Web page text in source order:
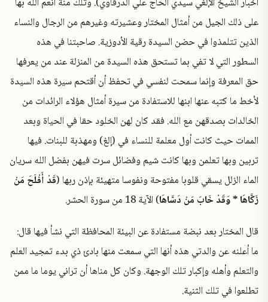
أخبار الشيخ الإلغي سيدي الحاج علي الدرقاوي). وتلك منة أنعم الله بها
على ذلك الجيل من أمثال المختار وعشيرته وغيرهم من الرجال والنساء
الذين تتلمذوا في حضن السيدة رقية الأدوزية. صاحبتنا في هذه
السطور التي لا تفي بما تستحق هذه السيدة من المنزلة عند من يعرفها
حق المعرفة وإنما سمحت لنفسي في تحفظ أن أقتحم سيرة هذه السيدة
لأخط ما كتبه عنها ابنها للاستفادة من سيرة أمثال هؤلاء الرائدات من
الخالدات بصدقهن مع الله. فقد كان لهن الخلود حقا في الحياة وبعد
الممات حيث كانت أول معلمة للنساء في (إلغ) ومهذبة للبنات. فيها
تربين وبها تعلمن وبها كانت شيم وفضائل سرت فيهن بفضل الله سريان
الماء الزلل يسقي قلوبا مفتوحة ونفوسا متهيئة بإذن ربها (قَدْ أَفْلَحَ مَنْ
زَكَّاهَا * وَقَدْ خَابَ مَنْ دَسَّاهَا) الآية 18 من سورة الحشر.
قال المختار بعد نبضة مستفادة عن البيئة المحافظة التي نشأ فيها قال:
ما أعلنه عن والدتي هذه أنها التي سمعت منها بادئ ذي بدء تمجيد العلم
والتعلم وأهله وإكبار تلك الوجهة. وكان كل مناها أن تراني يوما ما ممن
تطلعوا في تلك الثنية.